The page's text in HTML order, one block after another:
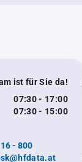
ist für Sie da!
07:30 - 17:00
07:30 - 15:00
- 800